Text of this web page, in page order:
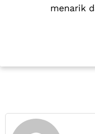
menarik